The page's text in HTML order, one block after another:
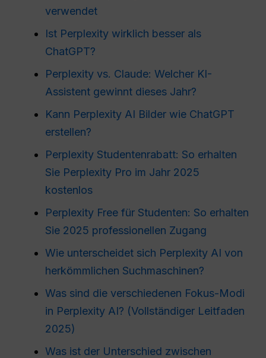
verwendet
Ist Perplexity wirklich besser als
ChatGPT?
Perplexity vs. Claude: Welcher KI-
Assistent gewinnt dieses Jahr?
Kann Perplexity AI Bilder wie ChatGPT
erstellen?
Perplexity Studentenrabatt: So erhalten
Sie Perplexity Pro im Jahr 2025
kostenlos
Perplexity Free für Studenten: So erhalten
Sie 2025 professionellen Zugang
Wie unterscheidet sich Perplexity AI von
herkömmlichen Suchmaschinen?
Was sind die verschiedenen Fokus-Modi
in Perplexity AI? (Vollständiger Leitfaden
2025)
Was ist der Unterschied zwischen